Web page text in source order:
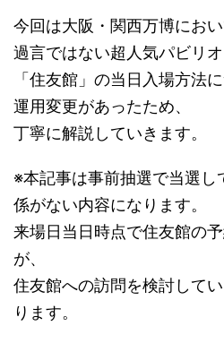
今回は大阪・関西万博にお
過言ではない超人気パビリ
「住友館」の当日入場方法
運用変更があったため、
丁寧に解説していきます。
※本記事は事前抽選で当選し
係がない内容になります。
来場日当日時点で住友館の
が、
住友館への訪問を検討して
ります。